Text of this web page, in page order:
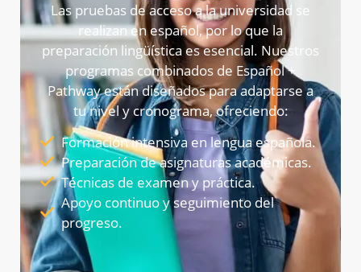
Las pruebas de acceso a la universidad se
realizan en español, por lo que la
preparación lingüística es esencial. Nuestros
programas combinados de Español +
Pathway están diseñados para adaptarse a
tu nivel y cronograma, ofreciendo:
Formación intensiva en lengua española.
Preparación de asignaturas académicas.
Técnicas de examen y práctica.
Apoyo continuo y seguimiento del
progreso.